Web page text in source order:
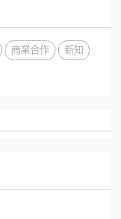
商業合作
新知